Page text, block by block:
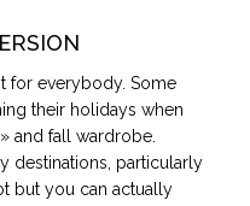
for everybody. Some
their holidays when
and fall wardrobe.
destinations, particularly
but you can actually